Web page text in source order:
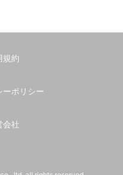
規約
ーポリシー
会社